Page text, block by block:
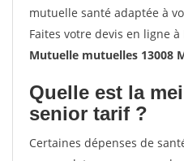
mutuelle santé adaptée à
Faites votre devis en ligne à
Mutuelle mutuelles 13008
Quelle est la
senior tarif ?
Certaines dépenses de